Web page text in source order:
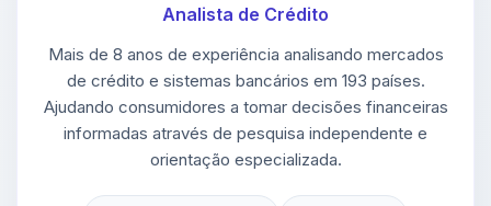
Analista de Crédito
Mais de 8 anos de experiência analisando mercados
de crédito e sistemas bancários em 193 países.
Ajudando consumidores a tomar decisões financeiras
informadas através de pesquisa independente e
orientação especializada.